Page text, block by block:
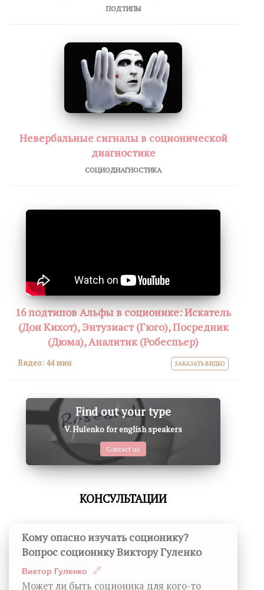
ПОДТИПЫ
Невербальные сигналы в соционической
диагностике
СОЦИОДИАГНОСТИКА
16 подтипов Альфы в соционике: Искатель
(Дон Кихот), Энтузиаст (Гюго), Посредник
(Дюма), Аналитик (Робеспьер)
ЗАКАЗАТЬ ВИДЕО
Видео: 44 мин
Find out your type
V. Hulenko for english speakers
Contact us
КОНСУЛЬТАЦИИ
Кому опасно изучать соционику?
Вопрос соционику Виктору Гуленко
Виктор Гуленко
Может ли быть соционика для кого-то